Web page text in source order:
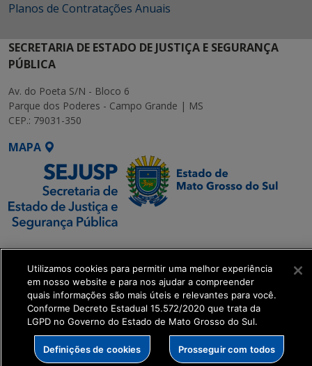
Planos de Contratações Anuais
SECRETARIA DE ESTADO DE JUSTIÇA E SEGURANÇA
PÚBLICA
Av. do Poeta S/N - Bloco 6
Parque dos Poderes - Campo Grande | MS
CEP.: 79031-350
MAPA
SETDIG | Secretaria-
Executiva de
Transformação Digital
get_footer();
Utilizamos cookies para permitir uma melhor experiência
em nosso website e para nos ajudar a compreender
quais informações são mais úteis e relevantes para você.
Conforme Decreto Estadual 15.572/2020 que trata da
LGPD no Governo do Estado de Mato Grosso do Sul.
Definições de cookies Prosseguir com todos